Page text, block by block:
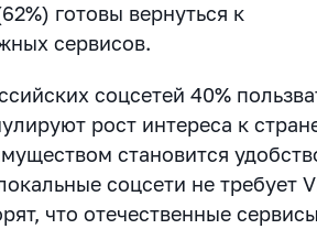
готовы вернуться к
сервисов.
соцсетей 40%
рост интереса к
становится
соцсети не требует
что отечественные